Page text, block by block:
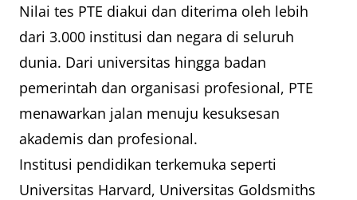
Nilai tes PTE diakui dan diterima oleh lebih
dari 3.000 institusi dan negara di seluruh
dunia. Dari universitas hingga badan
pemerintah dan organisasi profesional, PTE
menawarkan jalan menuju kesuksesan
akademis dan profesional.
Institusi pendidikan terkemuka seperti
Universitas Harvard, Universitas Goldsmiths